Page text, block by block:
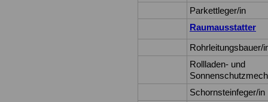
Parkettleger/in
Raumausstatter
Rohrleitungsbauer/
Rollladen- und
Schornsteinfeger/in